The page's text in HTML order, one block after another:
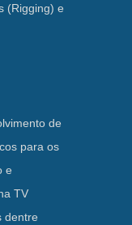
(Rigging) e
de
para os
e
TV
dentre